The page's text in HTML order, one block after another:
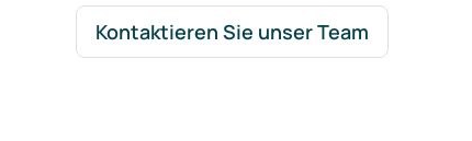
Kontaktieren Sie unser Team